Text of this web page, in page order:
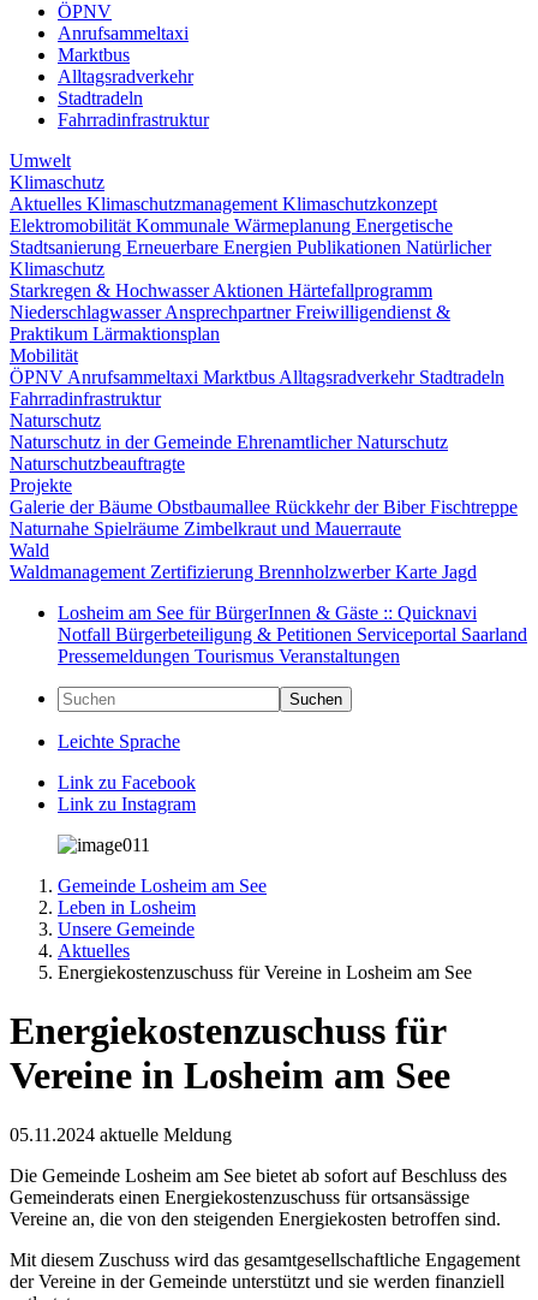
ÖPNV
Anrufsammeltaxi
Marktbus
Alltagsradverkehr
Stadtradeln
Fahrradinfrastruktur
Umwelt
Klimaschutz
Aktuelles Klimaschutzmanagement Klimaschutzkonzept
Elektromobilität Kommunale Wärmeplanung Energetische
Stadtsanierung Erneuerbare Energien Publikationen Natürlicher
Klimaschutz
Starkregen & HochwasserAktionen Härtefallprogramm
NiederschlagwasserAnsprechpartnerFreiwilligendienst &
Praktikum Lärmaktionsplan
Mobilität
ÖPNV Anrufsammeltaxi Marktbus Alltagsradverkehr Stadtradeln
Fahrradinfrastruktur
Naturschutz
Naturschutz in der Gemeinde Ehrenamtlicher Naturschutz
Naturschutzbeauftragte
Projekte
Galerie der Bäume Obstbaumallee Rückkehr der BiberFischtreppe
Naturnahe Spielräume Zimbelkraut und Mauerraute
Wald
Waldmanagement Zertifizierung BrennholzwerberKarte Jagd
Losheim am See für BürgerInnen & Gäste :: Quicknavi
Notfall Bürgerbeteiligung & Petitionen Serviceportal Saarland
Pressemeldungen Tourismus Veranstaltungen
Suchen
Leichte Sprache
Link zu Facebook
Link zu Instagram
Gemeinde Losheim am See
Leben in Losheim
Unsere Gemeinde
Aktuelles
Energiekostenzuschuss für Vereine in Losheim am See
Energiekostenzuschuss für
Vereine in Losheim am See
05.11.2024 aktuelle Meldung
Die Gemeinde Losheim am See bietet ab sofort auf Beschluss des
Gemeinderats einen Energiekostenzuschuss für ortsansässige
Vereine an, die von den steigenden Energiekosten betroffen sind.
Mit diesem Zuschuss wird das gesamtgesellschaftliche Engagement
der Vereine in der Gemeinde unterstützt und sie werden finanziell